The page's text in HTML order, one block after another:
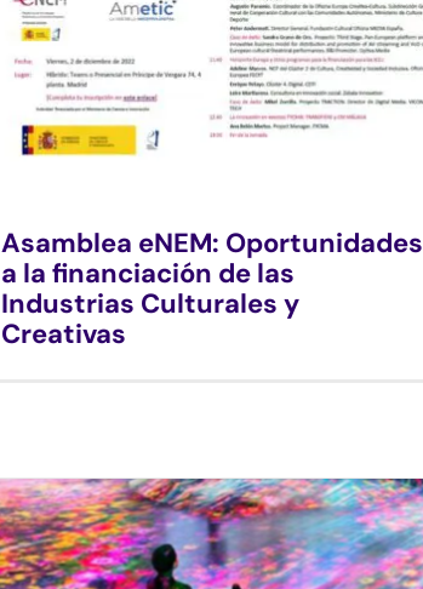
Asamblea eNEM: Oportunidades
a la financiación de las
Industrias Culturales y
Creativas